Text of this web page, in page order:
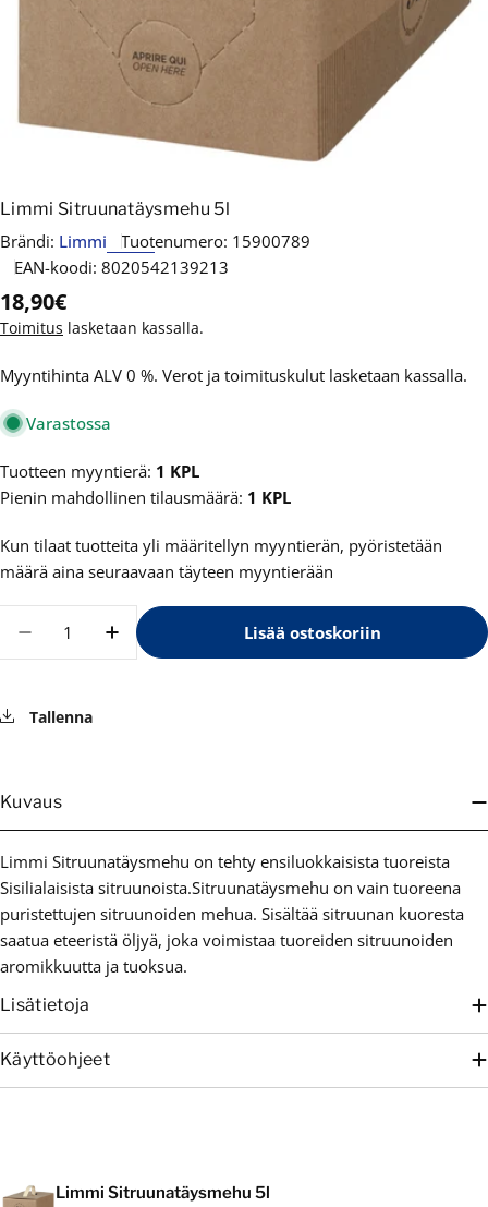
Limmi Sitruunatäysmehu 5l
Brändi: Limmi Tuotenumero: 15900789
EAN-koodi: 8020542139213
Normaalihinta
18,90€
Toimitus lasketaan kassalla.
Myyntihinta ALV 0 %. Verot ja toimituskulut lasketaan kassalla.
Varastossa
Tuotteen myyntierä: 1 KPL
Pienin mahdollinen tilausmäärä: 1 KPL
Kun tilaat tuotteita yli määritellyn myyntierän, pyöristetään
määrä aina seuraavaan täyteen myyntierään
Vähennä määrää tuotteelle Limmi
Lisää määrää tuotteelle Limmi
Lisää ostoskoriin
Tallenna
Kuvaus
Limmi Sitruunatäysmehu on tehty ensiluokkaisista tuoreista
Sisilialaisista sitruunoista.Sitruunatäysmehu on vain tuoreena
puristettujen sitruunoiden mehua. Sisältää sitruunan kuoresta
saatua eteeristä öljyä, joka voimistaa tuoreiden sitruunoiden
aromikkuutta ja tuoksua.
Lisätietoja
Käyttöohjeet
OstoskoriLimmi Sitruunatäysmehu 5l